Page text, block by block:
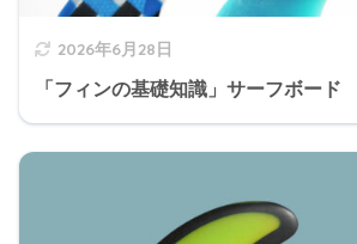
2026年6月28日
「フィンの基礎知識」サーフボード